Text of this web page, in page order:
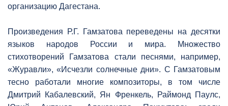
организацию Дагестана.
Произведения Р.Г. Гамзатова переведены на десятки
языков народов России и мира. Множество
стихотворений Гамзатова стали песнями, например,
«Журавли», «Исчезли солнечные дни». С Гамзатовым
тесно работали многие композиторы, в том числе
Дмитрий Кабалевский, Ян Френкель, Раймонд Паулс,